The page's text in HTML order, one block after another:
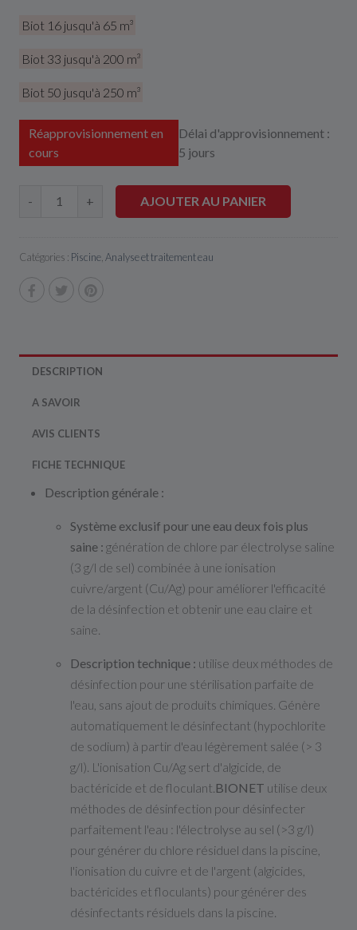
Biot 16 jusqu'à 65 m³
Biot 33 jusqu'à 200 m³
Biot 50 jusqu'à 250 m³
Réapprovisionnement en
cours
Délai d'approvisionnement :
5 jours
- + AJOUTER AU PANIER
Catégories : Piscine Analyse et traitement eau
DESCRIPTION
A SAVOIR
AVIS CLIENTS
FICHE TECHNIQUE
Description générale :
Système exclusif pour une eau deux fois plus
saine : génération de chlore par électrolyse saline
(3 g/l de sel) combinée à une ionisation
cuivre/argent (Cu/Ag) pour améliorer l'efficacité
de la désinfection et obtenir une eau claire et
saine
Description technique : utilise deux méthodes de
désinfection pour une stérilisation parfaite de
l'eau, sans ajout de produits chimiques . Génère
automatiquement le désinfectant (hypochlorite
de sodium) à partir d'eau légèrement salée (> 3
g/l) . L'ionisation Cu/Ag sert d'algicide, de
bactéricide et de floculant. BIONET utilise deux
méthodes de désinfection pour désinfecter
parfaitement l'eau : l'électrolyse au sel (>3 g/l)
pour générer du chlore résiduel dans la piscine,
l'ionisation du cuivre et de l'argent (algicides,
bactéricides et floculants) pour générer des
désinfectants résiduels dans la piscine.